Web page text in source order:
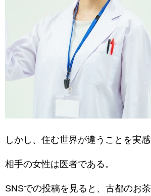
しかし、住む世界が違うことを実感
相手の女性は医者である。
SNSでの投稿を見ると、古都のお